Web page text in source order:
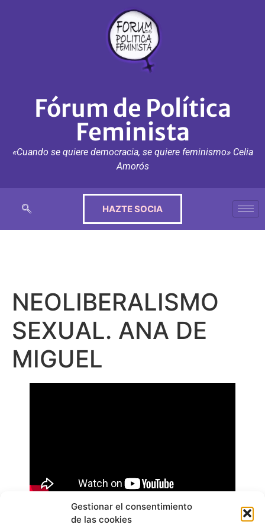
Gestionar el consentimiento
de las cookies
Fórum de Política
Feminista
«Cuando se quiere democracia, se quiere feminismo» Celia
Amorós
HAZTE SOCIA
NEOLIBERALISMO
SEXUAL. ANA DE
MIGUEL